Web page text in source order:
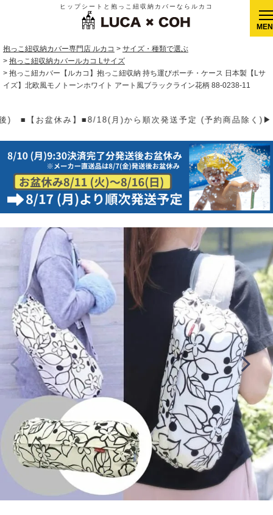
ヒップシートと抱っこ紐収納カバーならルカコ
抱っこ紐収納カバー専門店 ルカコ
サイズ・種類で選ぶ
抱っこ紐収納カバールカコ Lサイズ
抱っこ紐カバー【ルカコ】抱っこ紐収納 持ち運びポーチ・ケース 日本製【Lサ
イズ】北欧風モノトーンホワイト アート風ブラックライン花柄 88-0238-11
品除く)▶【送料】ゆうパケット400円(全国一律)、ゆうパ